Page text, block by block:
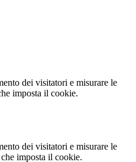
dei visitatori e misurare le
imposta il cookie.
dei visitatori e misurare le
imposta il cookie.